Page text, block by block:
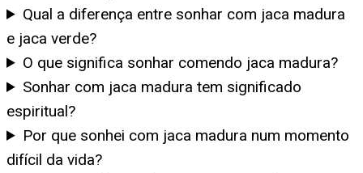
Qual a diferença entre sonhar com jaca madura
e jaca verde?
O que significa sonhar comendo jaca madura?
Sonhar com jaca madura tem significado
espiritual?
Por que sonhei com jaca madura num momento
difícil da vida?